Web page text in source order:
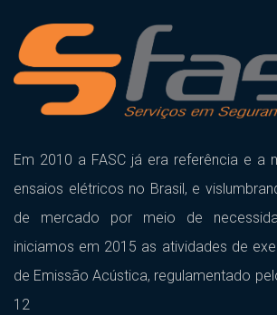
Em 2010 a FASC já era referência e a
ensaios elétricos no Brasil, e
de mercado por meio de
iniciamos em 2015 as atividades de
de Emissão Acústica, regulamentado
12